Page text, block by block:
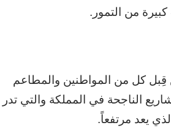
من التمور.
قِبل كل من المواطنين والمطاعم
الناجحة في المملكة والتي تدر
يعد مرتفعاً.